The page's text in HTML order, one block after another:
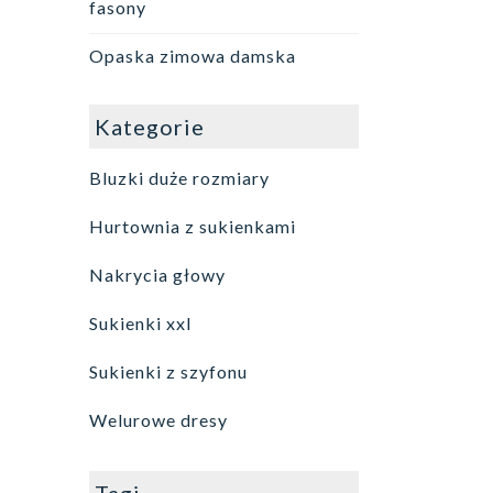
fasony
Opaska zimowa damska
Kategorie
Bluzki duże rozmiary
Hurtownia z sukienkami
Nakrycia głowy
Sukienki xxl
Sukienki z szyfonu
Welurowe dresy